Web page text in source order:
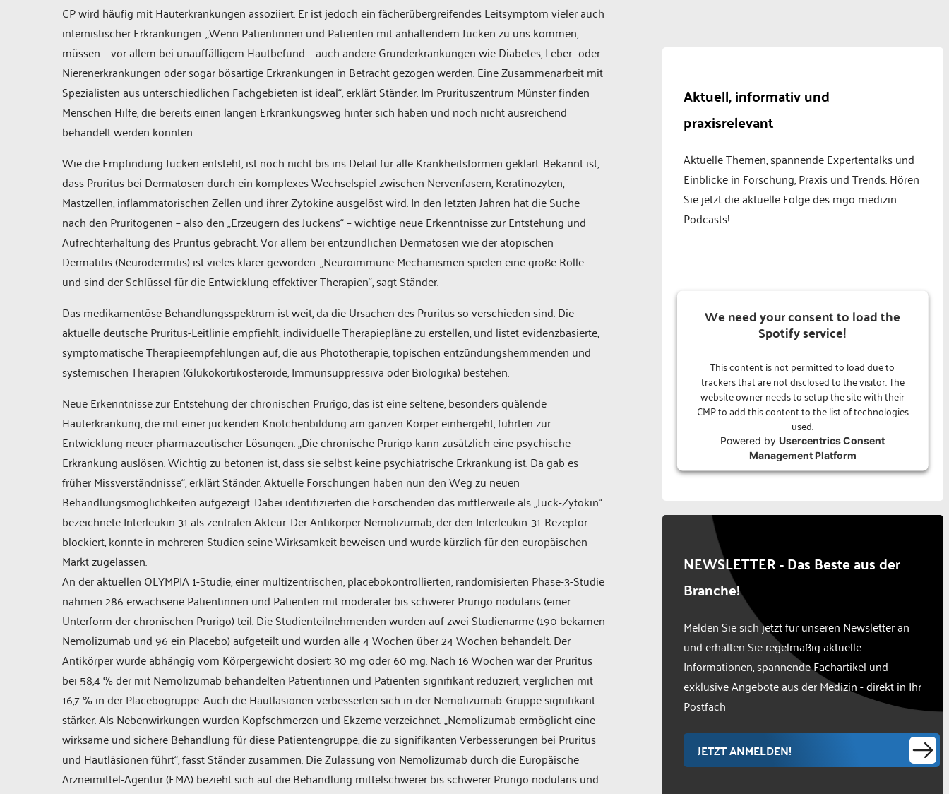
CP wird häufig mit Hauterkrankungen assoziiert. Er ist jedoch ein fächerübergreifendes Leitsymptom vieler auch
internistischer Erkrankungen. „Wenn Patientinnen und Patienten mit anhaltendem Jucken zu uns kommen,
müssen – vor allem bei unauffälligem Hautbefund – auch andere Grunderkrankungen wie Diabetes, Leber- oder
Nierenerkrankungen oder sogar bösartige Erkrankungen in Betracht gezogen werden. Eine Zusammenarbeit mit
Spezialisten aus unterschiedlichen Fachgebieten ist ideal“, erklärt Ständer. Im Prurituszentrum Münster finden
Menschen Hilfe, die bereits einen langen Erkrankungsweg hinter sich haben und noch nicht ausreichend
behandelt werden konnten.
Wie die Empfindung Jucken entsteht, ist noch nicht bis ins Detail für alle Krankheitsformen geklärt. Bekannt ist,
dass Pruritus bei Dermatosen durch ein komplexes Wechselspiel zwischen Nervenfasern, Keratinozyten,
Mastzellen, inflammatorischen Zellen und ihrer Zytokine ausgelöst wird. In den letzten Jahren hat die Suche
nach den Pruritogenen – also den „Erzeugern des Juckens“ – wichtige neue Erkenntnisse zur Entstehung und
Aufrechterhaltung des Pruritus gebracht. Vor allem bei entzündlichen Dermatosen wie der atopischen
Dermatitis (Neurodermitis) ist vieles klarer geworden. „Neuroimmune Mechanismen spielen eine große Rolle
und sind der Schlüssel für die Entwicklung effektiver Therapien“, sagt Ständer.
Das medikamentöse Behandlungsspektrum ist weit, da die Ursachen des Pruritus so verschieden sind. Die
aktuelle deutsche Pruritus-Leitlinie empfiehlt, individuelle Therapiepläne zu erstellen, und listet evidenzbasierte,
symptomatische Therapieempfehlungen auf, die aus Phototherapie, topischen entzündungshemmenden und
systemischen Therapien (Glukokortikosteroide, Immunsuppressiva oder Biologika) bestehen.
Neue Erkenntnisse zur Entstehung der chronischen Prurigo, das ist eine seltene, besonders quälende
Hauterkrankung, die mit einer juckenden Knötchenbildung am ganzen Körper einhergeht, führten zur
Entwicklung neuer pharmazeutischer Lösungen. „Die chronische Prurigo kann zusätzlich eine psychische
Erkrankung auslösen. Wichtig zu betonen ist, dass sie selbst keine psychiatrische Erkrankung ist. Da gab es
früher Missverständnisse“, erklärt Ständer. Aktuelle Forschungen haben nun den Weg zu neuen
Behandlungsmöglichkeiten aufgezeigt. Dabei identifizierten die Forschenden das mittlerweile als „Juck-Zytokin“
bezeichnete Interleukin 31 als zentralen Akteur. Der Antikörper Nemolizumab, der den Interleukin-31-Rezeptor
blockiert, konnte in mehreren Studien seine Wirksamkeit beweisen und wurde kürzlich für den europäischen
Markt zugelassen.
An der aktuellen OLYMPIA 1-Studie, einer multizentrischen, placebokontrollierten, randomisierten Phase-3-Studie
nahmen 286 erwachsene Patientinnen und Patienten mit moderater bis schwerer Prurigo nodularis (einer
Unterform der chronischen Prurigo) teil. Die Studienteilnehmenden wurden auf zwei Studienarme (190 bekamen
Nemolizumab und 96 ein Placebo) aufgeteilt und wurden alle 4 Wochen über 24 Wochen behandelt. Der
Antikörper wurde abhängig vom Körpergewicht dosiert: 30 mg oder 60 mg. Nach 16 Wochen war der Pruritus
bei 58,4 % der mit Nemolizumab behandelten Patientinnen und Patienten signifikant reduziert, verglichen mit
16,7 % in der Placebogruppe. Auch die Hautläsionen verbesserten sich in der Nemolizumab-Gruppe signifikant
stärker. Als Nebenwirkungen wurden Kopfschmerzen und Ekzeme verzeichnet. „Nemolizumab ermöglicht eine
wirksame und sichere Behandlung für diese Patientengruppe, die zu signifikanten Verbesserungen bei Pruritus
und Hautläsionen führt“, fasst Ständer zusammen. Die Zulassung von Nemolizumab durch die Europäische
Arzneimittel-Agentur (EMA) bezieht sich auf die Behandlung mittelschwerer bis schwerer Prurigo nodularis und
Aktuell, informativ und
praxisrelevant
Aktuelle Themen, spannende Expertentalks und
Einblicke in Forschung, Praxis und Trends. Hören
Sie jetzt die aktuelle Folge des mgo medizin
Podcasts!
We need your consent to load the
Spotify service!
This content is not permitted to load due to
trackers that are not disclosed to the visitor. The
website owner needs to setup the site with their
CMP to add this content to the list of technologies
used.
Powered byUsercentrics Consent
Management Platform
NEWSLETTER - Das Beste aus der
Branche!
Melden Sie sich jetzt für unseren Newsletter an
und erhalten Sie regelmäßig aktuelle
Informationen, spannende Fachartikel und
exklusive Angebote aus der Medizin - direkt in Ihr
Postfach
JETZT ANMELDEN!